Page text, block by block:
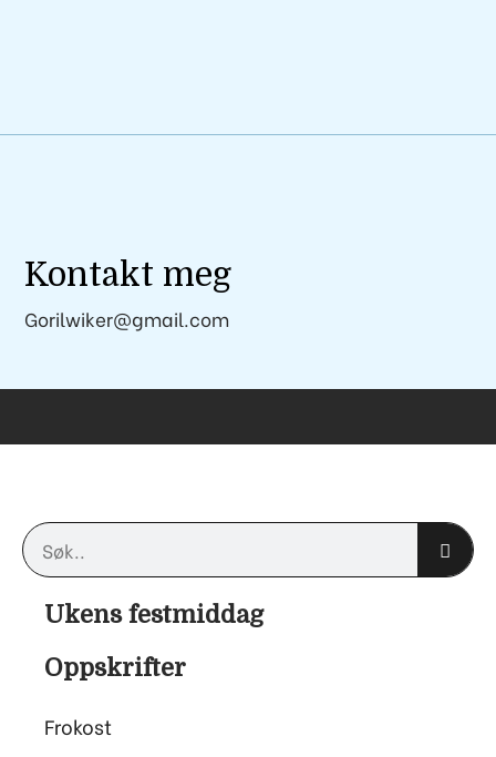
Kontakt meg
Gorilwiker@gmail.com
Søk
Ukens festmiddag
Oppskrifter
Frokost